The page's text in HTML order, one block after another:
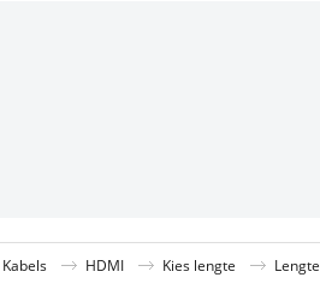
Kabels HDMI Kies lengte